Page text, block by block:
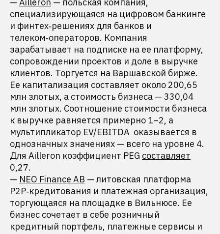
специализирующаяся на цифровом банкинге
и финтех‑решениях для банков и
телеком‑операторов. Компания
зарабатывает на подписке на ее платформу,
сопровождении проектов и доле в выручке
клиентов. Торгуется на Варшавской бирже.
Ее капитализация составляет около 200,65
млн злотых, а стоимость бизнеса — 330,04
млн злотых. Соотношение стоимости бизнеса
к выручке равняется примерно 1–2, а
мультипликатор EV/EBITDA оказывается в
однозначных значениях — всего на уровне 4.
Для Ailleron коэффициент PEG составляет
0,27.
— NEO Finance AB — литовская платформа
P2P‑кредитования и платежная организация,
торгующаяся на площадке в Вильнюсе. Ее
бизнес сочетает в себе розничный
кредитный портфель, платежные сервисы и